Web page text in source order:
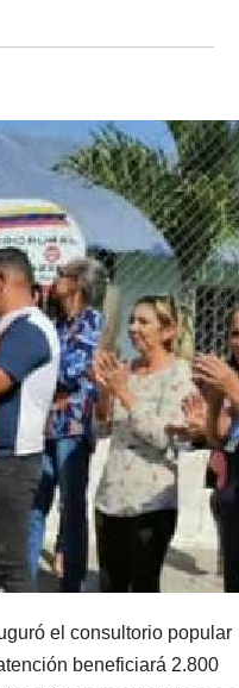
el consultorio popular
beneficiará 2.800